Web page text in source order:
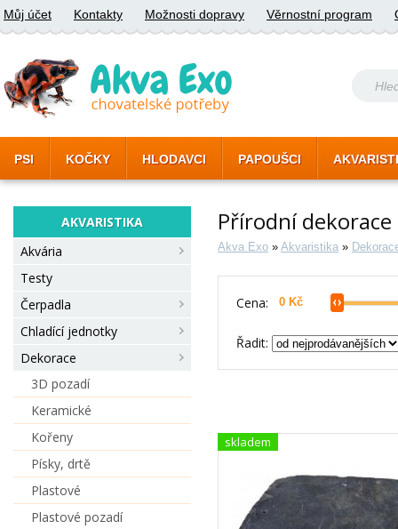
Můj účet Kontakty Možnosti dopravy Věrnostní program
PSI KOČKY HLODAVCI PAPOUŠCI
AKVARISTIKA
Akvária
Testy
Čerpadla
Chladící jednotky
Dekorace
3D pozadí
Keramické
Kořeny
Písky, drtě
Plastové
Plastové pozadí
Přírodní
Akva Exo » Akvaristika »
Cena:
Řadit:
skladem